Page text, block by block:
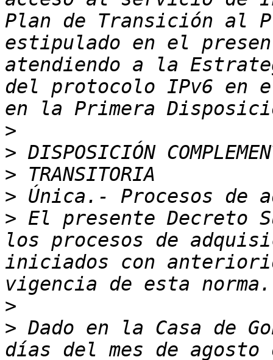
Plan de Transición al
estipulado en el
atendiendo a la
del protocolo IPv6 en
>
>
>
>
> El presente Decreto
los procesos de
iniciados con
>
> Dado en la Casa de